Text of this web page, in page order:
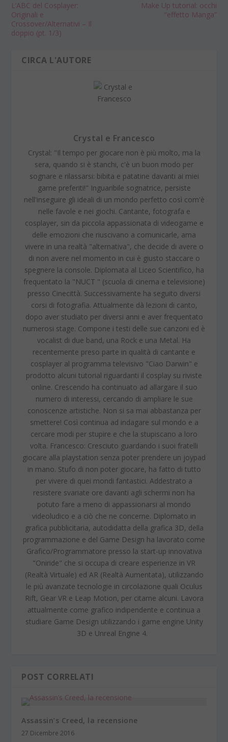
L’ABC del Cosplayer:
Originali e
Crossover/Alternativi – Il
doppio (pt. 1/3)
Make Up tutorial: occhi
“effetto Manga”
CIRCA L'AUTORE
Crystal e Francesco
Crystal: "Il tempo per giocare non è più molto, ma la
sera, quando si è stanchi, c'è un buon modo per
sognare e rilassarsi: bibita e patatine davanti ai miei
game preferiti!" Inguaribile sognatrice, persiste
nell'inseguire gli ideali di un mondo perfetto così com'è
nelle favole e nei giochi. Cantante, fotografa e
cosplayer, sin da piccola appassionata di videogame e
delle emozioni che riuscivano a comunicarle, ama
vivere in una realtà "alternativa", che decide di avere o
di non avere nel momento in cui è giusto staccare o
spegnere la console. Diplomata al Liceo Scientifico, ha
frequentato la "NUCT " (scuola di cinema e televisione)
presso Cinecittà. Successivamente ha seguito diversi
corsi di fotografia. Attualmente dà lezioni di canto,
dopo aver studiato per diversi anni e aver frequentato
numerosi stage. Compone i testi delle sue canzoni ed è
vocalist di due band, una Rock e una Metal. Ha
recentemente preso parte in qualità di cantante e
cosplayer al programma televisivo "Ciao Darwin" e
prodotto alcuni tutorial riguardanti il cosplay su riviste
online. Crescendo ha continuato ad allargare il suo
numero di interessi, cercando di ampliare le sue
conoscenze artistiche. Non si sa mai abbastanza per
smettere! Così continua ad indagare sul mondo e a
cercare modi per stupire e che la stupiscano a loro
volta. Francesco: Cresciuto guardando i suoi fratelli
giocare alla playstation senza poter prendere un joypad
in mano. Stufo di non poter giocare, ha fatto di tutto
per vivere di quei mondi fantastici. Addestrato a
resistere svariate ore davanti agli schermi non ha
potuto fare a meno di appassionarsi al mondo
videoludico e a ciò che ne concerne. Diplomato in
grafica pubblicitaria, autodidatta della grafica 3D, della
programmazione e del Game Design ha lavorato come
Grafico/Programmatore presso la start-up innovativa
"Oniride" che si occupa di creare esperienze in VR
(Realtà Virtuale) ed AR (Realtà Aumentata), utilizzando
le più avanzate tecnologie in circolazione quali Oculus
Rift, Gear VR e Leap Motion, per citarne alcuni. Lavora
attualmente come grafico indipendente e continua a
studiare Game Design utilizzando i game engine Unity
3D e Unreal Engine 4.
POST CORRELATI
Assassin’s Creed, la recensione
27 Dicembre 2016